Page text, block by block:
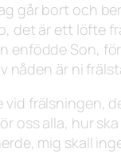
går bort och
det är ett löfte
enfödde Son,
nåden är ni
frälsningen,
oss alla, hur
mig skall